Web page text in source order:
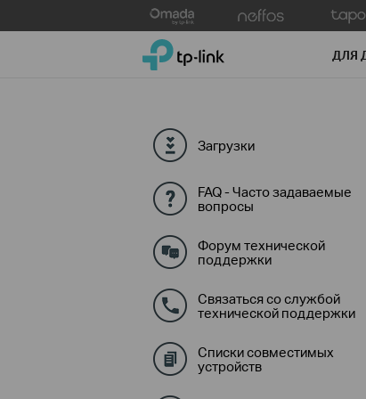
to
TP-Link, Reliably Smart ДЛЯ
Загрузки
FAQ - Часто задаваемые
вопросы
Форум технической
поддержки
Связаться со службой
технической поддержки
Списки совместимых
устройств